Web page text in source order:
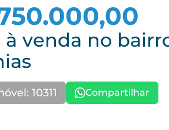
à venda no
10311 Compartilhar